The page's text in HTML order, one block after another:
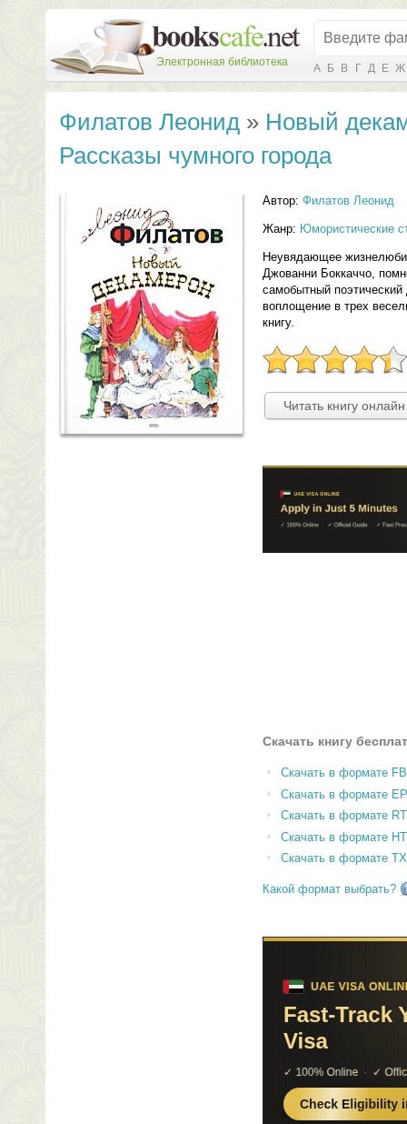
Электронная библиотека А Б В Г Д Е Ж
Филатов Леонид » Новый
Рассказы чумного города
Автор: Филатов Леонид
Жанр: Юмористические
Неувядающее
Джованни Боккаччо,
самобытный
воплощение в трех
книгу.
Читать книгу
Скачать книгу
Скачать в формате
Скачать в формате
Скачать в формате
Скачать в формате
Скачать в формате
Какой формат выбрать?